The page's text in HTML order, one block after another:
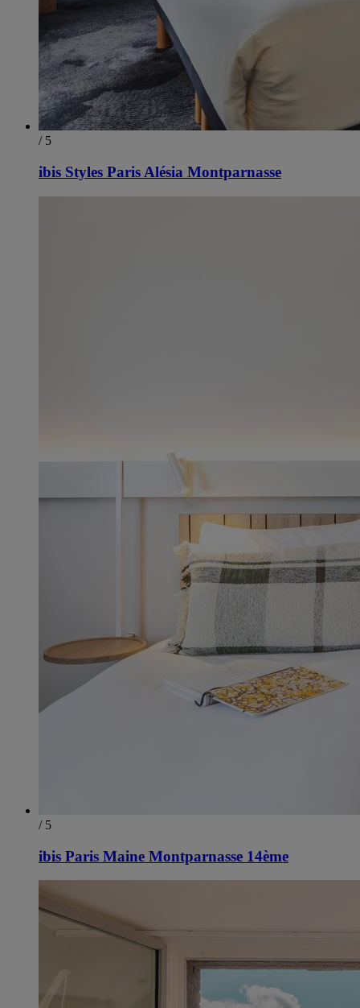
/ 5
ibis Styles Paris Alésia Montparnasse
/ 5
ibis Paris Maine Montparnasse 14ème